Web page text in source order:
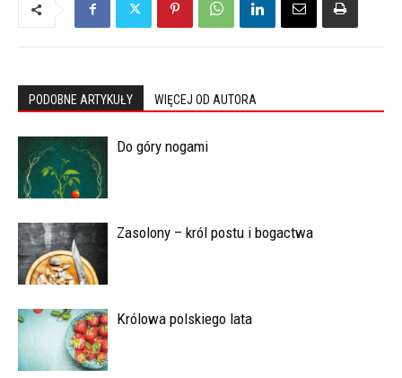
PODOBNE ARTYKUŁY WIĘCEJ OD AUTORA
Do góry nogami
Zasolony – król postu i bogactwa
Królowa polskiego lata